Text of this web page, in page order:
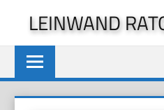
springen
LEINWAND